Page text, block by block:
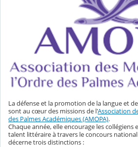
La défense et la promotion de la langue et
sont au cœur des missions de l'Association
des Palmes Académiques (AMOPA).
Chaque année, elle encourage les collégiens
talent littéraire à travers le concours
décerne trois distinctions :